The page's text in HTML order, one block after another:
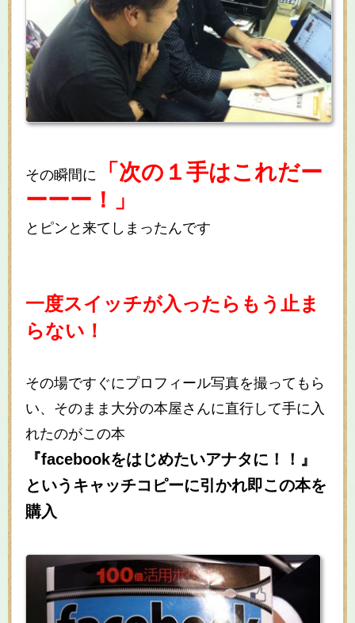
その瞬間に
「次の１手はこれだー
ーーー！」
とピンと来てしまったんです
一度スイッチが入ったらもう止ま
らない！
その場ですぐにプロフィール写真を撮ってもら
い、そのまま大分の本屋さんに直行して手に入
れたのがこの本
『facebookをはじめたいアナタに！！』
というキャッチコピーに引かれ即この本を
購入